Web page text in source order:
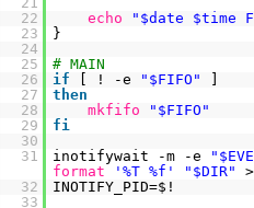
22
echo
"$date
23
}
24
25
# MAIN
26
if [ ! -e "$FIFO"
]
27
then
28
mkfifo
"$FIFO"
29
fi
30
31
inotifywait -m -e
format
'%T %f' "$DIR"
32
INOTIFY_PID=$!
33